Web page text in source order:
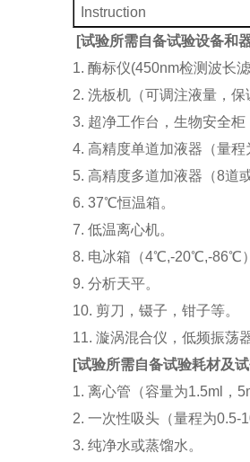
Instruction
[试验所需自备试验设备和
1. 酶标仪(450nm检测波长
2. 洗板机（可调注液量，保
3. 超净工作台，生物安全柜
4. 高精度单道加液器（量
5. 高精度多道加液器（8道
6. 37℃恒温箱。
7. 低温离心机。
8. 电冰箱（4℃,-20℃,-86℃
9. 分析天平。
10. 剪刀，镊子，钳子等。
11. 漩涡混合仪，低频振荡
[试验所需自备试验耗材及
1. 离心管（容量为1.5ml，
2. 一次性吸头（量程为0.5-
3. 纯净水或蒸馏水。